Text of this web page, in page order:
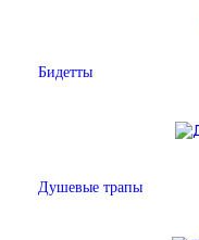
Бидетты
Душевые трапы